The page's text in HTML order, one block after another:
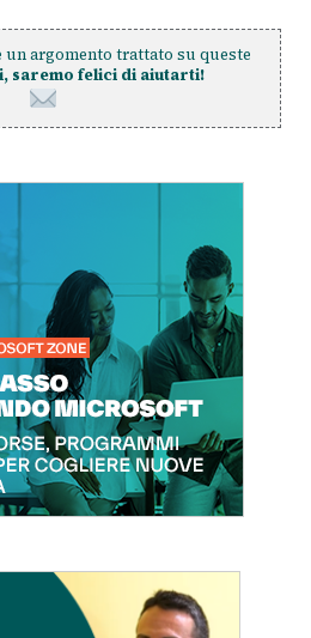
argomento trattato su queste
saremo felici di aiutarti!